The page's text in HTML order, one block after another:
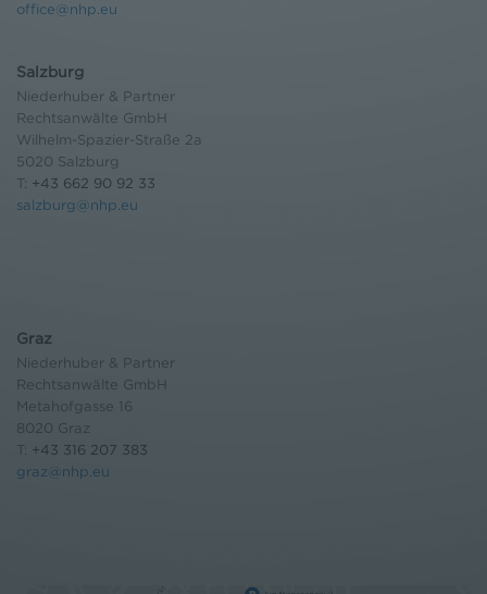
office@nhp.eu
Salzburg
Niederhuber & Partner
Rechtsanwälte GmbH
Wilhelm-Spazier-Straße 2a
5020 Salzburg
T: +43 662 90 92 33
salzburg@nhp.eu
Graz
Niederhuber & Partner
Rechtsanwälte GmbH
Metahofgasse 16
8020 Graz
T: +43 316 207 383
graz@nhp.eu